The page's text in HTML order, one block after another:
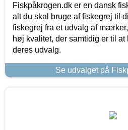
Fiskpåkrogen.dk er en dansk
alt du skal bruge af fiskegrej til
fiskegrej fra et udvalg af
høj kvalitet, der samtidig er til
deres udvalg.
Se udvalget på